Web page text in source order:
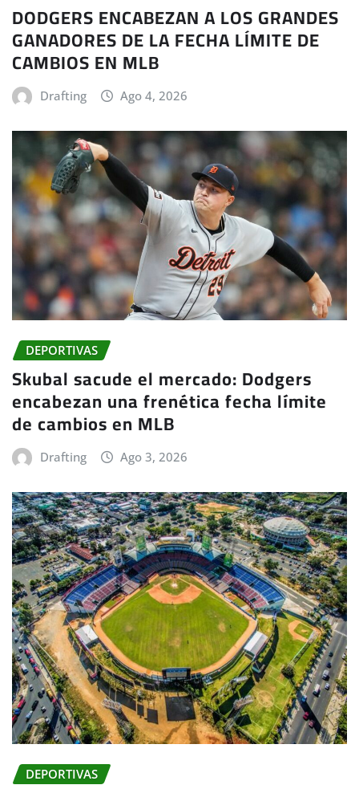
DODGERS ENCABEZAN A LOS GRANDES
GANADORES DE LA FECHA LÍMITE DE
CAMBIOS EN MLB
Drafting Ago 4, 2026
DEPORTIVAS
Skubal sacude el mercado: Dodgers
encabezan una frenética fecha límite
de cambios en MLB
Drafting Ago 3, 2026
DEPORTIVAS